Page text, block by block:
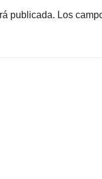
publicada. Los